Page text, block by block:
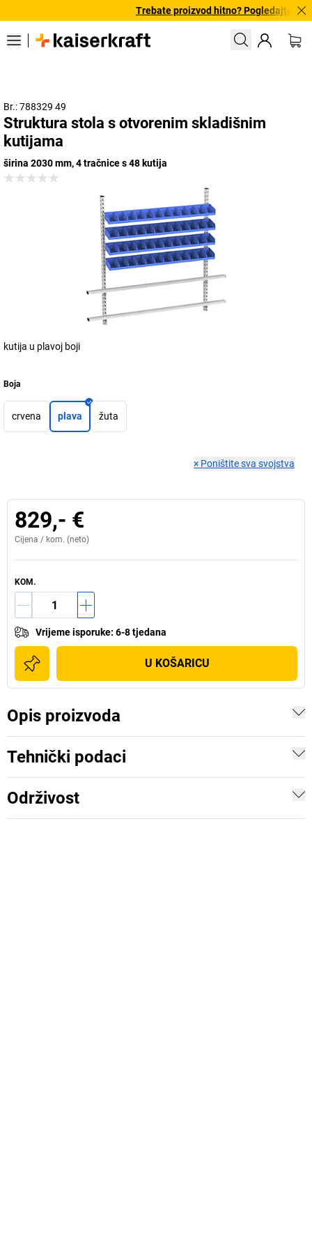
Trebate proizvod hitno? Pogledajte
Br.: 788329 49
Struktura stola s otvorenim skladišnim
kutijama
širina 2030 mm, 4 tračnice s 48 kutija
kutija u plavoj boji
Boja
crvena plava žuta
× Poništite sva svojstva
829,- €
Cijena / kom. (neto)
KOM.
Vrijeme isporuke: 6-8 tjedana
U KOŠARICU
Opis proizvoda
Tehnički podaci
Održivost